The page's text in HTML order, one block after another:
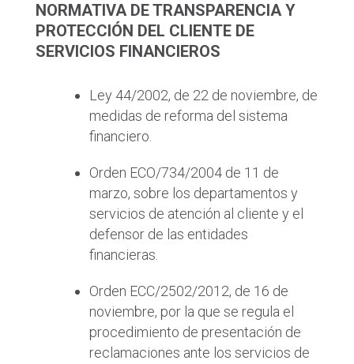
NORMATIVA DE TRANSPARENCIA Y
PROTECCIÓN DEL CLIENTE DE
SERVICIOS FINANCIEROS
Ley 44/2002, de 22 de noviembre, de
medidas de reforma del sistema
financiero.
Orden ECO/734/2004 de 11 de
marzo, sobre los departamentos y
servicios de atención al cliente y el
defensor de las entidades
financieras.
Orden ECC/2502/2012, de 16 de
noviembre, por la que se regula el
procedimiento de presentación de
reclamaciones ante los servicios de